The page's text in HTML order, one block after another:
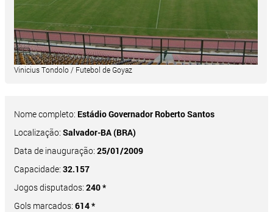
Vinicius Tondolo / Futebol de Goyaz
Nome completo: Estádio Governador Roberto Santos
Localização: Salvador-BA (BRA)
Data de inauguração: 25/01/2009
Capacidade: 32.157
Jogos disputados: 240 *
Gols marcados: 614 *